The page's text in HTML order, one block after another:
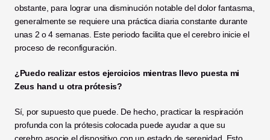
obstante, para lograr una disminución notable del dolor fantasma,
generalmente se requiere una práctica diaria constante durante
unas 2 o 4 semanas. Este periodo facilita que el cerebro inicie el
proceso de reconfiguración.
¿Puedo realizar estos ejercicios mientras llevo puesta mi
Zeus hand u otra prótesis?
Sí, por supuesto que puede. De hecho, practicar la respiración
profunda con la prótesis colocada puede ayudar a que su
cerebro asocie el dispositivo con un estado de serenidad. Esto